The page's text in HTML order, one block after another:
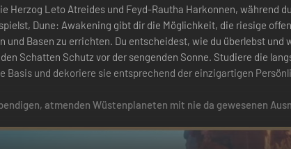
Herzog Leto Atreides und Feyd-Rautha Harkonnen, während
Dune: Awakening gibt dir die Möglichkeit, die riesige
und Basen zu errichten. Du entscheidest, wie du überlebst und
Schatten Schutz vor der sengenden Sonne. Studiere die
Basis und dekoriere sie entsprechend der einzigartigen
atmenden Wüstenplaneten mit nie da gewesenen